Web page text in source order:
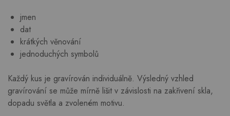
jmen
dat
krátkých věnování
jednoduchých symbolů
Každý kus je gravírován individuálně. Výsledný vzhled
gravírování se může mírně lišit v závislosti na zakřivení skla,
dopadu světla a zvoleném motivu.